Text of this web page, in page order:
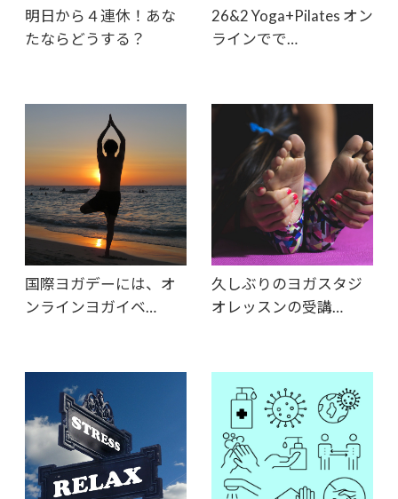
明日から４連休！あな
たならどうする？
26&2 Yoga+Pilates オン
ラインでで…
国際ヨガデーには、オ
ンラインヨガイベ…
久しぶりのヨガスタジ
オレッスンの受講…